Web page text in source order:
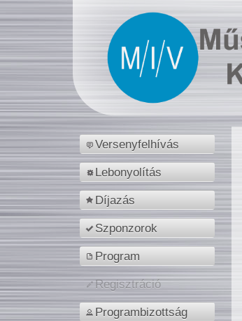
Versenyfelhívás
Lebonyolítás
Díjazás
Szponzorok
Program
Regisztráció
Programbizottság